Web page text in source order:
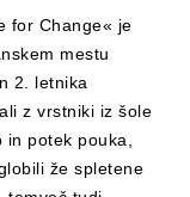
for Change« je
mestu
2. letnika
z vrstniki iz šole
potek pouka,
že spletene